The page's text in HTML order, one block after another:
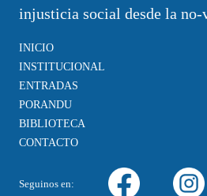
injusticia social desde la
INICIO
INSTITUCIONAL
ENTRADAS
PORANDU
BIBLIOTECA
CONTACTO
Seguinos en: